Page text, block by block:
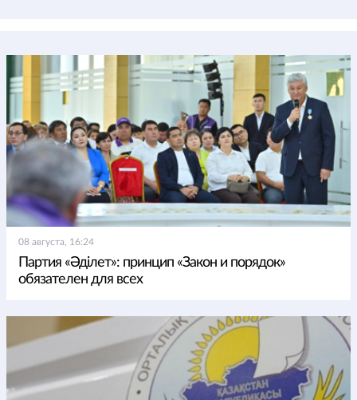
08 августа, 16:24
Партия «Әділет»: принцип «Закон и порядок»
обязателен для всех